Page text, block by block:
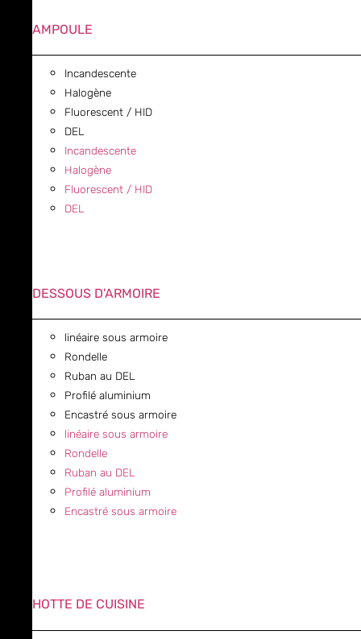
AMPOULE
Incandescente
Halogène
Fluorescent / HID
DEL
Incandescente
Halogène
Fluorescent / HID
DEL
DESSOUS D'ARMOIRE
linéaire sous armoire
Rondelle
Ruban au DEL
Profilé aluminium
Encastré sous armoire
linéaire sous armoire
Rondelle
Ruban au DEL
Profilé aluminium
Encastré sous armoire
HOTTE DE CUISINE